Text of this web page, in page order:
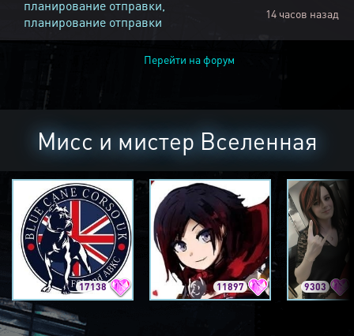
планирование отправки,
планирование отправки
14 часов назад
Перейти на форум
Мисс и мистер Вселенная
17138 11897 9303